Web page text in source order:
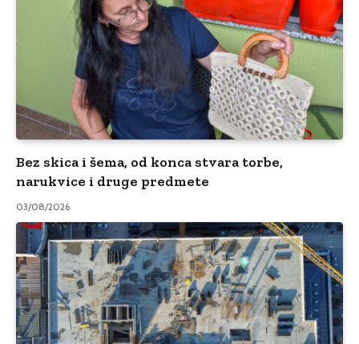
Bez skica i šema, od konca stvara torbe,
narukvice i druge predmete
03/08/2026